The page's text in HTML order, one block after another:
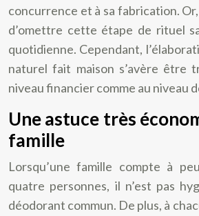
concurrence et à sa fabrication.
d’omettre cette étape de rituel
quotidienne. Cependant,
naturel fait maison s’avère être
niveau financier comme au niveau
Une astuce très
famille
Lorsqu’une famille compte à
quatre personnes, il n’est pas
déodorant commun. De plus, à